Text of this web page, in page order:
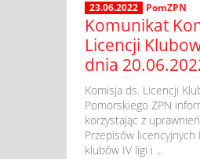
23.06.2022 PomZPN
Komunikat
Licencji
dnia
Komisja ds. Licencji
Pomorskiego ZPN
korzystając z
Przepisów licencyjnych
klubów IV ligi i ...